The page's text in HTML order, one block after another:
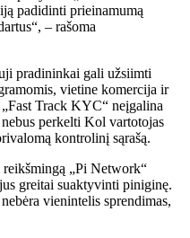
padidinti prieinamumą
– rašoma
pradininkai gali užsiimti
vietine komercija ir
Track KYC“ neįgalina
perkelti Kol vartotojas
kontrolinį sąrašą.
„Pi Network“
greitai suaktyvinti piniginę.
vienintelis sprendimas,